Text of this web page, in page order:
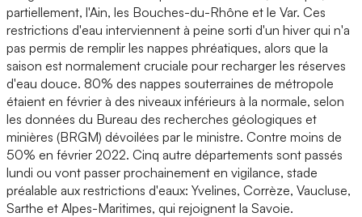
partiellement, l'Ain, les Bouches-du-Rhône et le Var. Ces
restrictions d'eau interviennent à peine sorti d'un hiver qui n'a
pas permis de remplir les nappes phréatiques, alors que la
saison est normalement cruciale pour recharger les réserves
d'eau douce. 80% des nappes souterraines de métropole
étaient en février à des niveaux inférieurs à la normale, selon
les données du Bureau des recherches géologiques et
minières (BRGM) dévoilées par le ministre. Contre moins de
50% en février 2022. Cinq autre départements sont passés
lundi ou vont passer prochainement en vigilance, stade
préalable aux restrictions d'eaux: Yvelines, Corrèze, Vaucluse,
Sarthe et Alpes-Maritimes, qui rejoignent la Savoie.